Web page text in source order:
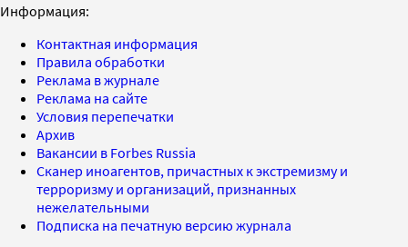
Информация:
Контактная информация
Правила обработки
Реклама в журнале
Реклама на сайте
Условия перепечатки
Архив
Вакансии в Forbes Russia
Сканер иноагентов, причастных к экстремизму и
терроризму и организаций, признанных
нежелательными
Подписка на печатную версию журнала